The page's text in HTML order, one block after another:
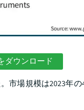
ダウンロード
市場規模は2023年